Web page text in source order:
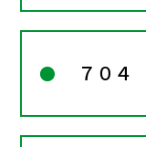
７０４